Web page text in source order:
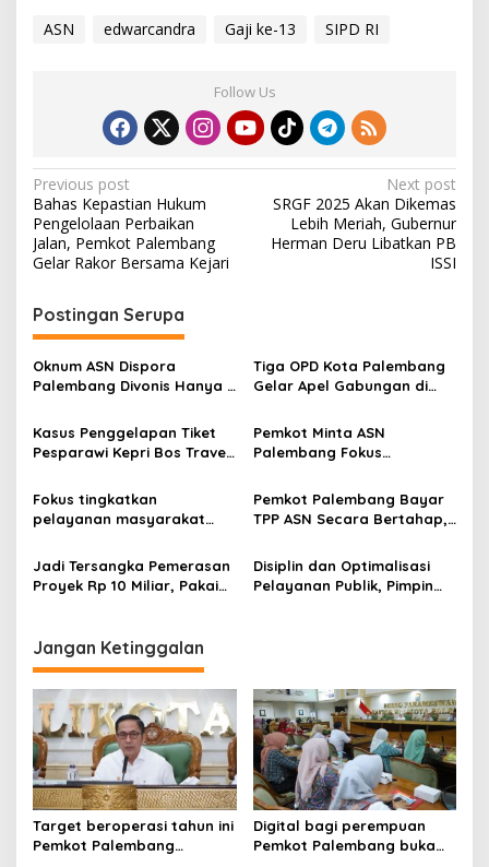
ASN edwarcandra Gaji ke-13 SIPD RI
Follow Us
P
o
s
n
a
v
g
a
t
i
o
n
Previous post
Bahas Kepastian Hukum
Pengelolaan Perbaikan
Jalan, Pemkot Palembang
Gelar Rakor Bersama Kejari
Next post
SRGF 2025 Akan Dikemas
Lebih Meriah, Gubernur
Herman Deru Libatkan PB
ISSI
Postingan Serupa
Oknum ASN Dispora
Palembang Divonis Hanya 1
Uang Tiket Perrjalanan
Dinas
Tiga OPD Kota Palembang
Gelar Apel Gabungan di
Tingkatkan Sinergitas
Kasus Penggelapan Tiket
Pesparawi Kepri Bos Travel
Pemkot Minta ASN
Palembang Fokus
Publik, Kinerja Jadi Penentu
Bonus
Fokus tingkatkan
pelayanan masyarakat
ingatkan ASN
Pemkot Palembang Bayar
TPP ASN Secara Bertahap,
Rp424 Miliar
Jadi Tersangka Pemerasan
Proyek Rp 10 Miliar, Pakai
Dijebloskan ke Rutan Pakjo
Disiplin dan Optimalisasi
Pelayanan Publik, Pimpin
Jangan Ketinggalan
Target beroperasi tahun ini
Pemkot Palembang
Digital bagi perempuan
Pemkot Palembang buka